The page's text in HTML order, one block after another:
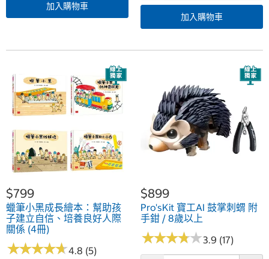
加入購物車
加入購物車
$799
蠟筆小黑成長繪本：幫助孩
子建立自信、培養良好人際
關係 (4冊)
★★★★★
★★★★★4.8 (5)
$899
Pro'sKit 寶工AI 鼓掌刺蝟 附
手鉗 / 8歲以上
★★★★★
★★★★★3.9 (17)